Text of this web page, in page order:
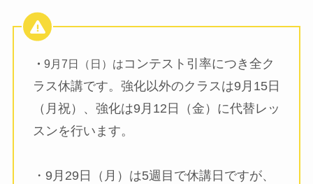
・ 9月7日（日）はコンテスト引率につき全ク
ラス休講です。強化以外のクラスは9月15日
（月祝）、強化は9月12日（金）に代替レッ
スンを行います。
・9月29日（月）は5週目で休講日ですが、